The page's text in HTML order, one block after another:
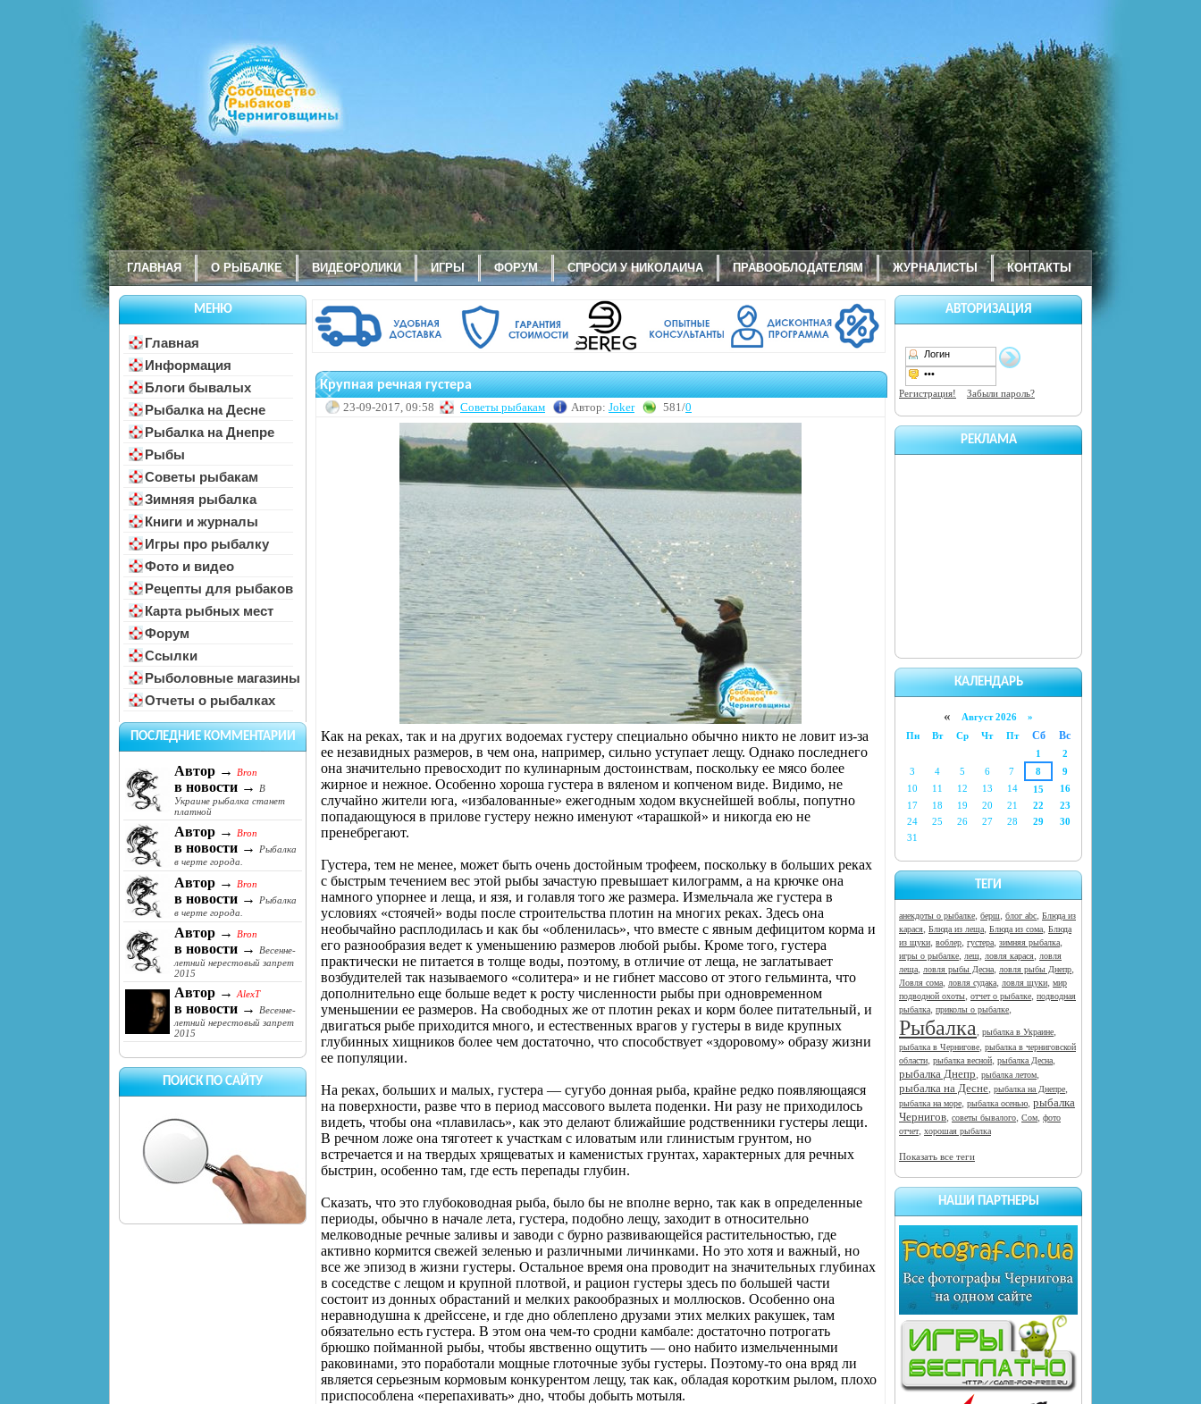
ГЛАВНАЯ О РЫБАЛКЕ ВИДЕОРОЛИКИ ИГРЫ ФОРУМ СПРОСИ У НИКОЛАИЧА ПРАВООБЛОДАТЕЛЯМ ЖУРНАЛИСТЫ КОНТАКТЫ
МЕНЮ
Главная
Информация
Блоги бывалых
Рыбалка на Десне
Рыбалка на Днепре
Рыбы
Советы рыбакам
Зимняя рыбалка
Книги и журналы
Игры про рыбалку
Фото и видео
Рецепты для рыбаков
Карта рыбных мест
Форум
Ссылки
Рыболовные магазины
Отчеты о рыбалках
ПОСЛЕДНИЕ КОММЕНТАРИИ
Автор → Bron
в новости →
В
Украине рыбалка станет
платной
Автор → Bron
в новости →
Рыбалка
в черте города.
Автор → Bron
в новости →
Рыбалка
в черте города.
Автор → Bron
в новости →
Весенне-
летний нерестовый запрет
2015
Автор → AlexT
в новости →
Весенне-
летний нерестовый запрет
2015
ПОИСК ПО САЙТУ
АВТОРИЗАЦИЯ
Регистрация! Забыли пароль?
РЕКЛАМА
КАЛЕНДАРЬ
« Август 2026 »
Пн
Вт Ср Чт Пт Сб Вс
1
2
3
4 5 6 7 8
9
10
11 12 13 14 15
16
17
18 19 20 21 22
23
24
25 26 27 28 29
30
31
ТЕГИ
анекдоты о рыбалке, берш, блог abc, Блюда из
карася, Блюда из леща, Блюда из сома, Блюда
из щуки, воблер, густера, зимняя рыбалка,
игры о рыбалке, лещ, ловля карася, ловля
леща, ловля рыбы Десна, ловля рыбы Днепр,
Ловля сома, ловля судака, ловля щуки, мир
подводной охоты, отчет о рыбалке, подводная
рыбалка, приколы о рыбалке,
Рыбалка, рыбалка в Украине,
рыбалка в Чернигове, рыбалка в черниговской
области, рыбалка весной, рыбалка Десна,
рыбалка Днепр, рыбалка летом,
рыбалка на Десне, рыбалка на Днепре,
рыбалка на море, рыбалка осенью, рыбалка
Чернигов, советы бывалого, Сом, фото
отчет, хорошая рыбалка
Показать все теги
НАШИ ПАРТНЕРЫ
Крупная речная густера
23-09-2017, 09:58 Советы рыбакам Автор: Joker 581/0
Как на реках, так и на других водоемах густеру специально обычно никто не ловит из-за
ее незавидных размеров, в чем она, например, сильно уступает лещу. Однако последнего
она значительно превосходит по кулинарным достоинствам, поскольку ее мясо более
жирное и нежное. Особенно хороша густера в вяленом и копченом виде. Видимо, не
случайно жители юга, «избалованные» ежегодным ходом вкуснейшей воблы, попутно
попадающуюся в прилове густеру нежно именуют «тарашкой» и никогда ею не
пренебрегают.
Густера, тем не менее, может быть очень достойным трофеем, поскольку в больших реках
с быстрым течением вес этой рыбы зачастую превышает килограмм, а на крючке она
намного упорнее и леща, и язя, и голавля того же размера. Измельчала же густера в
условиях «стоячей» воды после строительства плотин на многих реках. Здесь она
необычайно расплодилась и как бы «обленилась», что вместе с явным дефицитом корма и
его разнообразия ведет к уменьшению размеров любой рыбы. Кроме того, густера
практически не питается в толще воды, поэтому, в отличие от леща, не заглатывает
возбудителей так называемого «солитера» и не гибнет массово от этого гельминта, что
дополнительно еще больше ведет к росту численности рыбы при одновременном
уменьшении ее размеров. На свободных же от плотин реках и корм более питательный, и
двигаться рыбе приходится много, и естественных врагов у густеры в виде крупных
глубинных хищников более чем достаточно, что способствует «здоровому» образу жизни
ее популяции.
На реках, больших и малых, густера — сугубо донная рыба, крайне редко появляющаяся
на поверхности, разве что в период массового вылета поденки. Ни разу не приходилось
видеть, чтобы она «плавилась», как это делают ближайшие родственники густеры лещи.
В речном ложе она тяготеет к участкам с иловатым или глинистым грунтом, но
встречается и на твердых хрящеватых и каменистых грунтах, характерных для речных
быстрин, особенно там, где есть перепады глубин.
Сказать, что это глубоководная рыба, было бы не вполне верно, так как в определенные
периоды, обычно в начале лета, густера, подобно лещу, заходит в относительно
мелководные речные заливы и заводи с бурно развивающейся растительностью, где
активно кормится свежей зеленью и различными личинками. Но это хотя и важный, но
все же эпизод в жизни густеры. Остальное время она проводит на значительных глубинах
в соседстве с лещом и крупной плотвой, и рацион густеры здесь по большей части
состоит из донных обрастаний и мелких ракообразных и моллюсков. Особенно она
неравнодушна к дрейссене, и где дно облеплено друзами этих мелких ракушек, там
обязательно есть густера. В этом она чем-то сродни камбале: достаточно потрогать
брюшко пойманной рыбы, чтобы явственно ощутить — оно набито измельченными
раковинами, это поработали мощные глоточные зубы густеры. Поэтому-то она вряд ли
является серьезным кормовым конкурентом лещу, так как, обладая коротким рылом, плохо
приспособлена «перепахивать» дно, чтобы добыть мотыля.